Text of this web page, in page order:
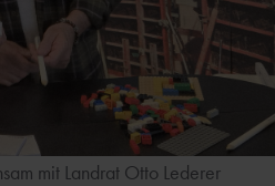
mit Landrat Otto Lederer